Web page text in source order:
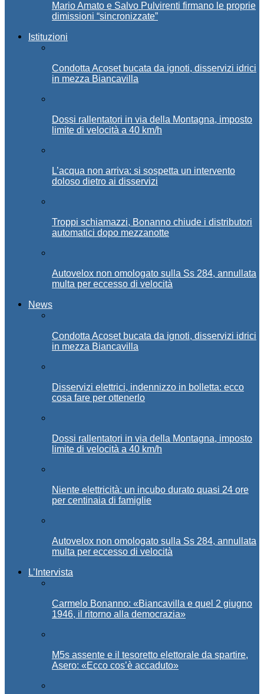
Mario Amato e Salvo Pulvirenti firmano le proprie
dimissioni “sincronizzate”
Istituzioni
Condotta Acoset bucata da ignoti, disservizi idrici
in mezza Biancavilla
Dossi rallentatori in via della Montagna, imposto
limite di velocità a 40 km/h
L’acqua non arriva: si sospetta un intervento
doloso dietro ai disservizi
Troppi schiamazzi, Bonanno chiude i distributori
automatici dopo mezzanotte
Autovelox non omologato sulla Ss 284, annullata
multa per eccesso di velocità
News
Condotta Acoset bucata da ignoti, disservizi idrici
in mezza Biancavilla
Disservizi elettrici, indennizzo in bolletta: ecco
cosa fare per ottenerlo
Dossi rallentatori in via della Montagna, imposto
limite di velocità a 40 km/h
Niente elettricità: un incubo durato quasi 24 ore
per centinaia di famiglie
Autovelox non omologato sulla Ss 284, annullata
multa per eccesso di velocità
L’Intervista
Carmelo Bonanno: «Biancavilla e quel 2 giugno
1946, il ritorno alla democrazia»
M5s assente e il tesoretto elettorale da spartire,
Asero: «Ecco cos’è accaduto»